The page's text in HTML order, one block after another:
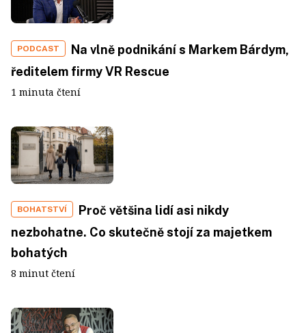
PODCAST
Na vlně podnikání s Markem Bárdym,
ředitelem firmy VR Rescue
1 minuta čtení
BOHATSTVÍ
Proč většina lidí asi nikdy
nezbohatne. Co skutečně stojí za majetkem
bohatých
8 minut čtení